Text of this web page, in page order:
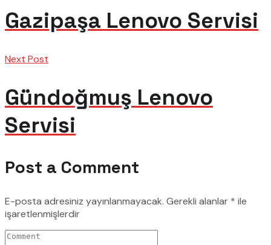
Gazipaşa Lenovo Servisi
Next Post
Gündoğmuş Lenovo
Servisi
Post a Comment
E-posta adresiniz yayınlanmayacak. Gerekli alanlar * ile
işaretlenmişlerdir